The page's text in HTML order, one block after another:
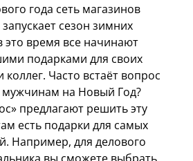
года сеть магазинов
сезон зимних
это время все начинают
подарками для своих
коллег. Часто встаёт вопрос
мужчинам на Новый Год?
предлагают решить эту
есть подарки для самых
Например, для делового